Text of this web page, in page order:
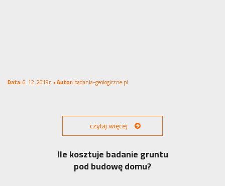
Data:6. 12. 2019r. •Autor:badania-geologiczne.pl
czytaj więcej
Ile kosztuje badanie gruntu
pod budowę domu?